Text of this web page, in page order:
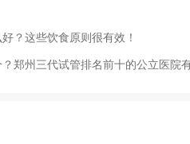
？这些饮食原则很有效！
郑州三代试管排名前十的公立医院